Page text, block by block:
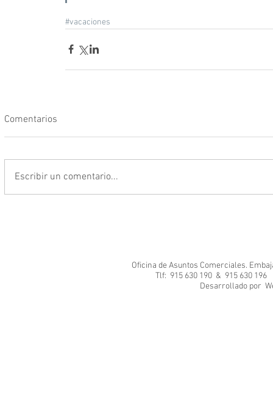
#vacaciones
Comentarios
Escribir un comentario...
Oficina de Asuntos Comerciales.
Tlf: 915 630 190 & 915 630